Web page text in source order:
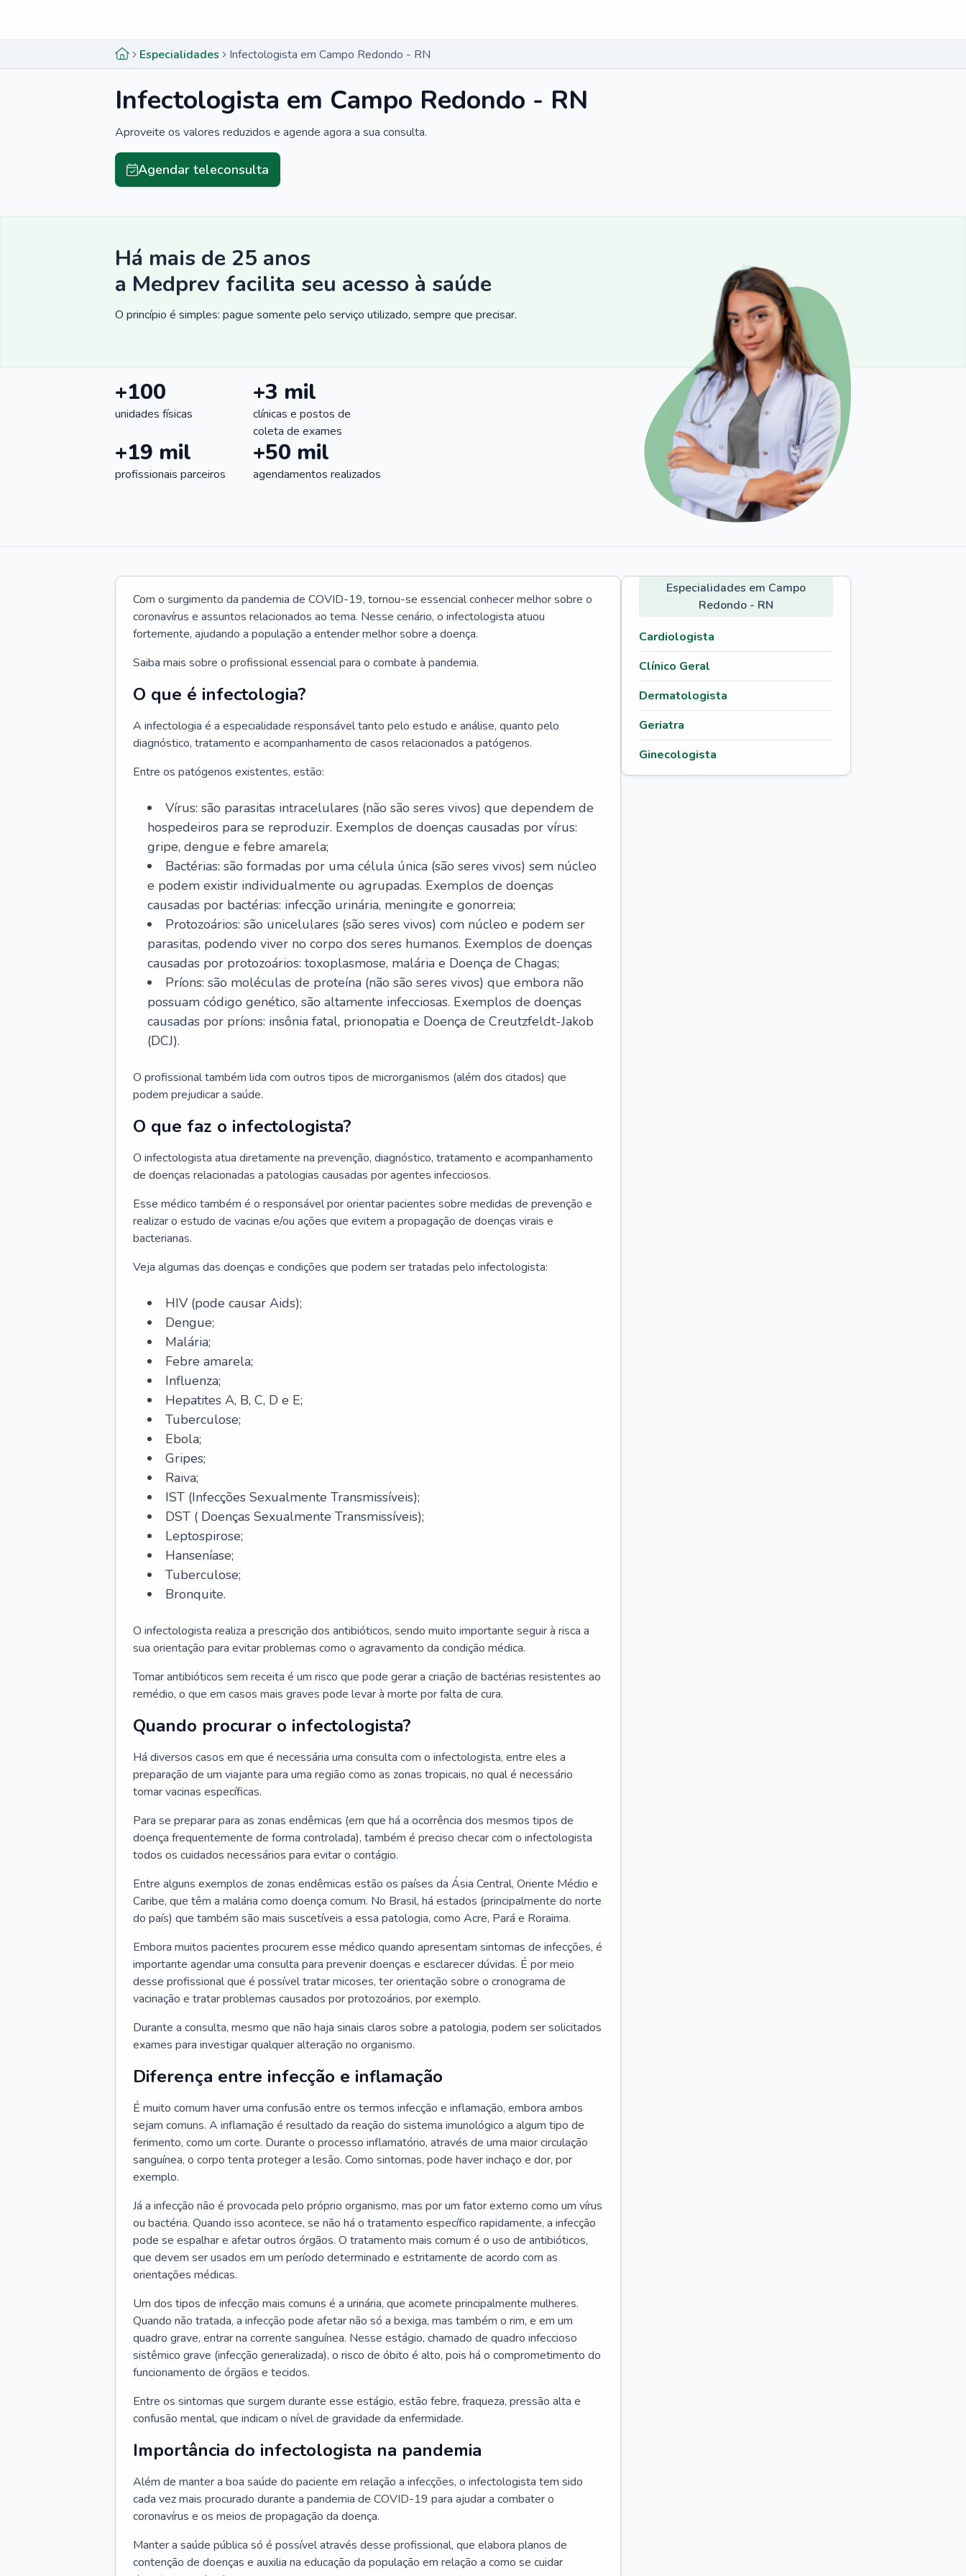
Especialidades Infectologista em Campo Redondo - RN
Infectologista em Campo Redondo - RN
Aproveite os valores reduzidos e agende agora a sua consulta.
Agendar teleconsulta
Há mais de 25 anos
a Medprev facilita seu acesso à saúde
O princípio é simples: pague somente pelo serviço utilizado, sempre que precisar.
+100
unidades físicas
+3 mil
clínicas e postos de
coleta de exames
+19 mil
profissionais parceiros
+50 mil
agendamentos realizados
Com o surgimento da pandemia de COVID-19, tornou-se essencial conhecer melhor sobre o
coronavírus e assuntos relacionados ao tema. Nesse cenário, o infectologista atuou
fortemente, ajudando a população a entender melhor sobre a doença.
Saiba mais sobre o profissional essencial para o combate à pandemia.
O que é infectologia?
A infectologia é a especialidade responsável tanto pelo estudo e análise, quanto pelo
diagnóstico, tratamento e acompanhamento de casos relacionados a patógenos.
Entre os patógenos existentes, estão:
Vírus: são parasitas intracelulares (não são seres vivos) que dependem de
hospedeiros para se reproduzir. Exemplos de doenças causadas por vírus:
gripe, dengue e febre amarela;
Bactérias: são formadas por uma célula única (são seres vivos) sem núcleo
e podem existir individualmente ou agrupadas. Exemplos de doenças
causadas por bactérias: infecção urinária, meningite e gonorreia;
Protozoários: são unicelulares (são seres vivos) com núcleo e podem ser
parasitas, podendo viver no corpo dos seres humanos. Exemplos de doenças
causadas por protozoários: toxoplasmose, malária e Doença de Chagas;
Príons: são moléculas de proteína (não são seres vivos) que embora não
possuam código genético, são altamente infecciosas. Exemplos de doenças
causadas por príons: insônia fatal, prionopatia e Doença de Creutzfeldt-Jakob
(DCJ).
O profissional também lida com outros tipos de microrganismos (além dos citados) que
podem prejudicar a saúde.
O que faz o infectologista?
O infectologista atua diretamente na prevenção, diagnóstico, tratamento e acompanhamento
de doenças relacionadas a patologias causadas por agentes infecciosos.
Esse médico também é o responsável por orientar pacientes sobre medidas de prevenção e
realizar o estudo de vacinas e/ou ações que evitem a propagação de doenças virais e
bacterianas.
Veja algumas das doenças e condições que podem ser tratadas pelo infectologista:
HIV (pode causar Aids);
Dengue;
Malária;
Febre amarela;
Influenza;
Hepatites A, B, C, D e E;
Tuberculose;
Ebola;
Gripes;
Raiva;
IST (Infecções Sexualmente Transmissíveis);
DST ( Doenças Sexualmente Transmissíveis);
Leptospirose;
Hanseníase;
Tuberculose;
Bronquite.
O infectologista realiza a prescrição dos antibióticos, sendo muito importante seguir à risca a
sua orientação para evitar problemas como o agravamento da condição médica.
Tomar antibióticos sem receita é um risco que pode gerar a criação de bactérias resistentes ao
remédio, o que em casos mais graves pode levar à morte por falta de cura.
Quando procurar o infectologista?
Há diversos casos em que é necessária uma consulta com o infectologista, entre eles a
preparação de um viajante para uma região como as zonas tropicais, no qual é necessário
tomar vacinas específicas.
Para se preparar para as zonas endêmicas (em que há a ocorrência dos mesmos tipos de
doença frequentemente de forma controlada), também é preciso checar com o infectologista
todos os cuidados necessários para evitar o contágio.
Entre alguns exemplos de zonas endêmicas estão os países da Ásia Central, Oriente Médio e
Caribe, que têm a malária como doença comum. No Brasil, há estados (principalmente do norte
do país) que também são mais suscetíveis a essa patologia, como Acre, Pará e Roraima.
Embora muitos pacientes procurem esse médico quando apresentam sintomas de infecções, é
importante agendar uma consulta para prevenir doenças e esclarecer dúvidas. É por meio
desse profissional que é possível tratar micoses, ter orientação sobre o cronograma de
vacinação e tratar problemas causados por protozoários, por exemplo.
Durante a consulta, mesmo que não haja sinais claros sobre a patologia, podem ser solicitados
exames para investigar qualquer alteração no organismo.
Diferença entre infecção e inflamação
É muito comum haver uma confusão entre os termos infecção e inflamação, embora ambos
sejam comuns. A inflamação é resultado da reação do sistema imunológico a algum tipo de
ferimento, como um corte. Durante o processo inflamatório, através de uma maior circulação
sanguínea, o corpo tenta proteger a lesão. Como sintomas, pode haver inchaço e dor, por
exemplo.
Já a infecção não é provocada pelo próprio organismo, mas por um fator externo como um vírus
ou bactéria. Quando isso acontece, se não há o tratamento específico rapidamente, a infecção
pode se espalhar e afetar outros órgãos. O tratamento mais comum é o uso de antibióticos,
que devem ser usados em um período determinado e estritamente de acordo com as
orientações médicas.
Um dos tipos de infecção mais comuns é a urinária, que acomete principalmente mulheres.
Quando não tratada, a infecção pode afetar não só a bexiga, mas também o rim, e em um
quadro grave, entrar na corrente sanguínea. Nesse estágio, chamado de quadro infeccioso
sistêmico grave (infecção generalizada), o risco de óbito é alto, pois há o comprometimento do
funcionamento de órgãos e tecidos.
Entre os sintomas que surgem durante esse estágio, estão febre, fraqueza, pressão alta e
confusão mental, que indicam o nível de gravidade da enfermidade.
Importância do infectologista na pandemia
Além de manter a boa saúde do paciente em relação a infecções, o infectologista tem sido
cada vez mais procurado durante a pandemia de COVID-19 para ajudar a combater o
coronavírus e os meios de propagação da doença.
Manter a saúde pública só é possível através desse profissional, que elabora planos de
contenção de doenças e auxilia na educação da população em relação a como se cuidar
Especialidades em Campo
Redondo - RN
Cardiologista
Clínico Geral
Dermatologista
Geriatra
Ginecologista